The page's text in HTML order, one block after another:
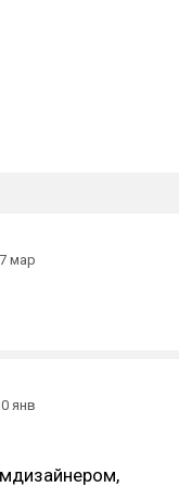
7 мар
янв